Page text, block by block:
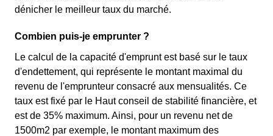
dénicher le meilleur taux du marché.
Combien puis-je emprunter ?
Le calcul de la capacité d'emprunt est basé sur le taux
d'endettement, qui représente le montant maximal du
revenu de l'emprunteur consacré aux mensualités. Ce
taux est fixé par le Haut conseil de stabilité financière, et
est de 35% maximum. Ainsi, pour un revenu net de
1500m2 par exemple, le montant maximum des